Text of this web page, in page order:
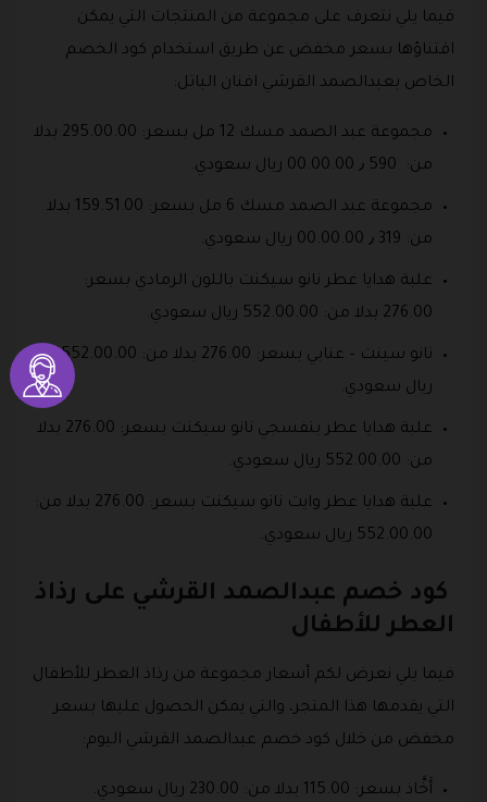
فيما يلي نتعرف على مجموعة من المنتجات التي يمكن
اقتناؤها بسعر مخفض عن طريق استخدام كود الخصم
الخاص بعبدالصمد القرشي افنان الباتل:
مجموعة عبد الصمد مسك 12 مل بسعر: 295.00.00 بدلا
من: 590 ٫ 00.00.00 ريال سعودي.
مجموعة عبد الصمد مسك 6 مل بسعر: 159.51.00 بدلا
من: 319 ٫ 00.00.00 ريال سعودي.
علبة هدايا عطر نانو سيكنت باللون الرمادي بسعر:
276.00 بدلا من: 552.00.00 ريال سعودي.
نانو سينت – عنابي بسعر: 276.00 بدلا من: 552.00.00
ريال سعودي.
علبة هدايا عطر بنفسجي نانو سيكنت بسعر: 276.00 بدلا
من: 552.00.00 ريال سعودي.
علبة هدايا عطر وايت نانو سيكنت بسعر: 276.00 بدلا من:
552.00.00 ريال سعودي.
كود خصم عبدالصمد القرشي على رذاذ
العطر للأطفال
فيما يلي نعرض لكم أسعار مجموعة من رذاذ العطر للأطفال
التي يقدمها هذا المتجر، والتي يمكن الحصول عليها بسعر
مخفض من خلال كود خصم عبدالصمد القرشي اليوم:
أَخَّاذ بسعر: 115.00 بدلا من: 230.00 ريال سعودي.